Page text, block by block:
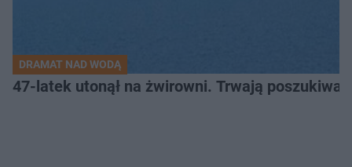
DRAMAT NAD WODĄ
47-latek utonął na żwirowni. Trwają